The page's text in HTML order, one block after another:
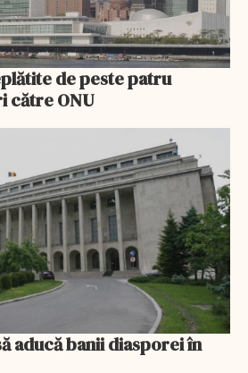
de peste patru
către ONU
aducă banii diasporei în